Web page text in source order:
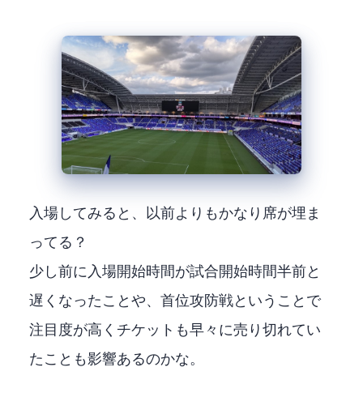
入場してみると、以前よりもかなり席が埋ま
ってる？
少し前に入場開始時間が試合開始2時間半前と
遅くなったことや、首位攻防戦ということで
注目度が高くチケットも早々に売り切れてい
たことも影響あるのかな。